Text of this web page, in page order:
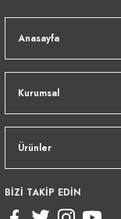
Anasayfa
Kurumsal
Ürünler
BİZİ TAKİP EDİN